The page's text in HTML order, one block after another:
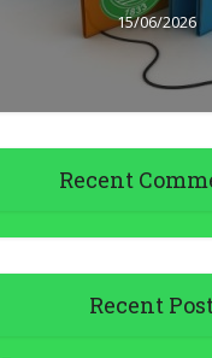
15/06/2026
Recent
Recent